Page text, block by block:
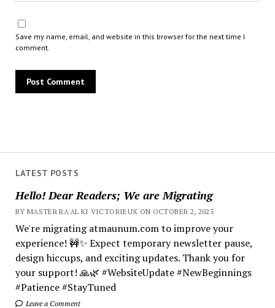
LATEST POSTS
Hello! Dear Readers; We are Migrating
BY MASTER RA'AL KI VICTORIEUX ON OCTOBER 2, 2025
We're migrating atmaunum.com to improve your
experience! 🚧✨ Expect temporary newsletter pause,
design hiccups, and exciting updates. Thank you for
your support! 🙏🌿 #WebsiteUpdate #NewBeginnings
#Patience #StayTuned
Leave a Comment
Save my name, email, and website in this browser for the next time I
comment.